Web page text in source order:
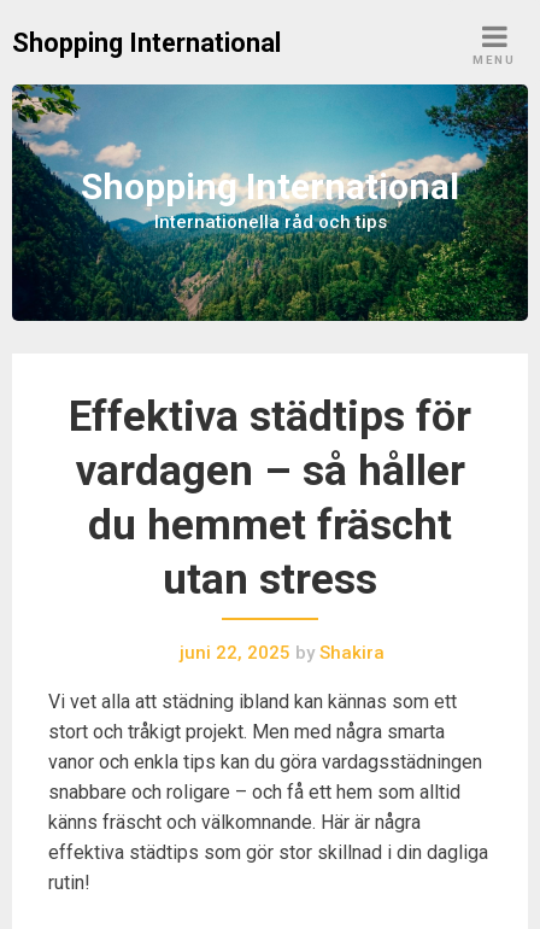
Shopping International
MENU
Shopping International
Internationella råd och tips
Effektiva städtips för
vardagen – så håller
du hemmet fräscht
utan stress
juni 22, 2025 by Shakira
Vi vet alla att städning ibland kan kännas som ett
stort och tråkigt projekt. Men med några smarta
vanor och enkla tips kan du göra vardagsstädningen
snabbare och roligare – och få ett hem som alltid
känns fräscht och välkomnande. Här är några
effektiva städtips som gör stor skillnad i din dagliga
rutin!